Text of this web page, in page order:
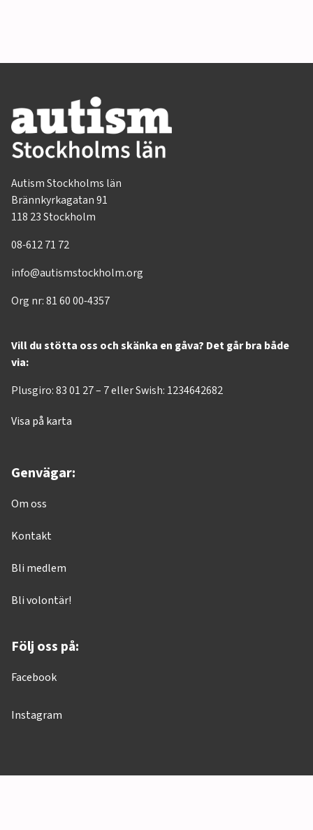
Autism Stockholms län
Brännkyrkagatan 91
118 23 Stockholm
08-612 71 72
info@autismstockholm.org
Org nr: 81 60 00-4357
Vill du stötta oss och skänka en gåva? Det går bra både
via:
Plusgiro: 83 01 27 – 7 eller Swish: 1234642682
Visa på karta
Genvägar:
Om oss
Kontakt
Bli medlem
Bli volontär!
Följ oss på:
Facebook
Instagram